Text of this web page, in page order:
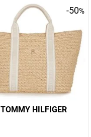
-50%
TOMMY HILFIGER